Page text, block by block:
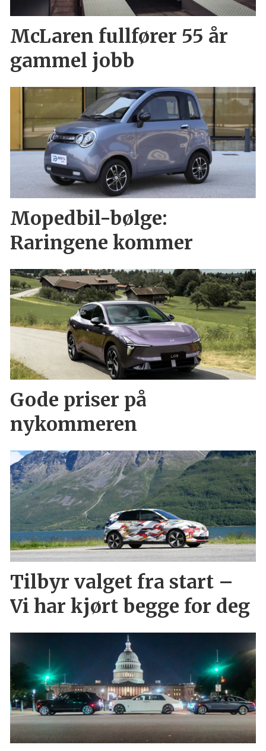
McLaren fullfører 55 år
gammel jobb
Mopedbil-bølge:
Raringene kommer
Gode priser på
nykommeren
Tilbyr valget fra start –
Vi har kjørt begge for deg